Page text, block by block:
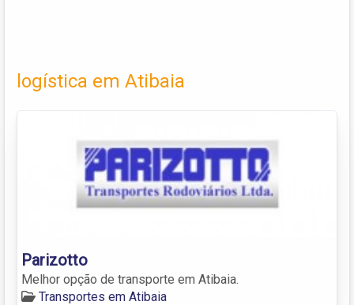
logística em Atibaia
Parizotto
Melhor opção de transporte em Atibaia.
Transportes em Atibaia